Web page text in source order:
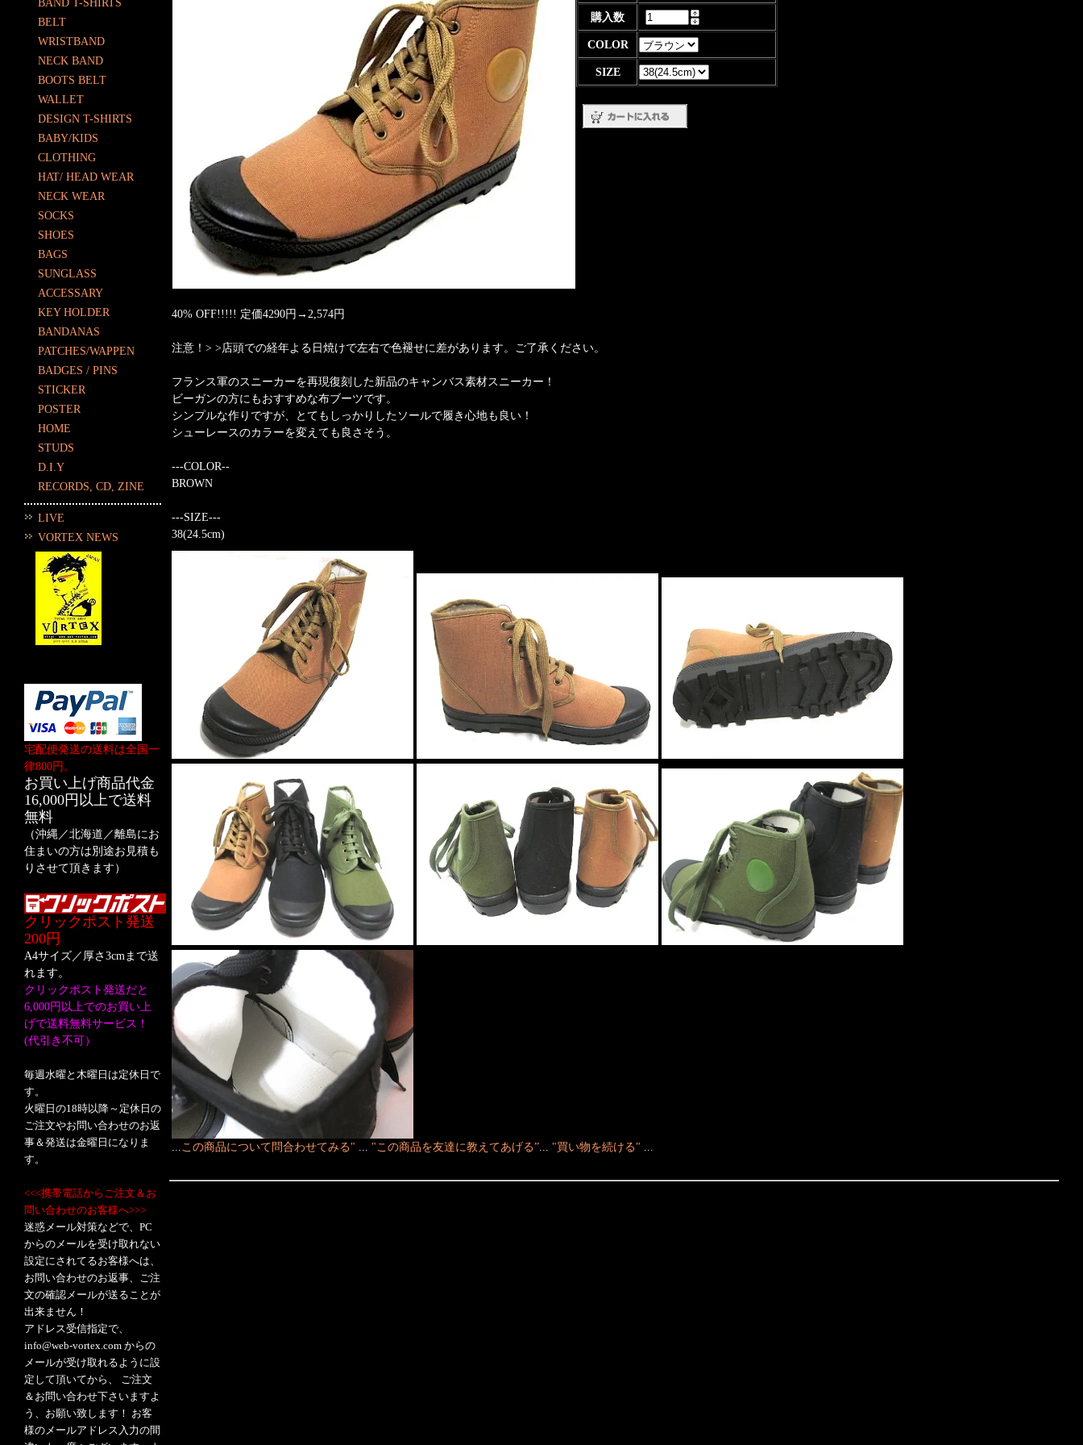
BAND T-SHIRTS
BELT
WRISTBAND
NECK BAND
BOOTS BELT
WALLET
DESIGN T-SHIRTS
BABY/KIDS
CLOTHING
HAT/ HEAD WEAR
NECK WEAR
SOCKS
SHOES
BAGS
SUNGLASS
ACCESSARY
KEY HOLDER
BANDANAS
PATCHES/WAPPEN
BADGES / PINS
STICKER
POSTER
HOME
STUDS
D.I.Y
RECORDS, CD, ZINE
LIVE
VORTEX NEWS
宅配便発送の送料は全国一
律800円。
お買い上げ商品代金
16,000円以上で送料
無料
（沖縄／北海道／離島にお
住まいの方は別途お見積も
りさせて頂きます）
クリックポスト発送
200円
A4サイズ／厚さ3cmまで送
れます。
クリックポスト発送だと
6,000円以上でのお買い上
げで送料無料サービス！
(代引き不可）
毎週水曜と木曜日は定休日で
す。
火曜日の18時以降～定休日の
ご注文やお問い合わせのお返
事＆発送は金曜日になりま
す。
<<<携帯電話からご注文＆お
問い合わせのお客様へ>>>
迷惑メール対策などで、PC
からのメールを受け取れない
設定にされてるお客様へは、
お問い合わせのお返事、ご注
文の確認メールが送ることが
出来ません！
アドレス受信指定で、
info@web-vortex.com からの
メールが受け取れるように設
定して頂いてから、 ご注文
＆お問い合わせ下さいますよ
う、お願い致します！ お客
様のメールアドレス入力の間
購入数
COLOR
SIZE
40% OFF!!!!! 定価4290円→2,574円
注意！> >店頭での経年よる日焼けで左右で色褪せに差があります。ご了承ください。
フランス軍のスニーカーを再現復刻した新品のキャンバス素材スニーカー！
ビーガンの方にもおすすめな布ブーツです。
シンプルな作りですが、とてもしっかりしたソールで履き心地も良い！
シューレースのカラーを変えても良さそう。
---COLOR--
BROWN
---SIZE---
38(24.5cm)
この商品について問合わせてみる" "この商品を友達に教えてあげる” "買い物を続ける"